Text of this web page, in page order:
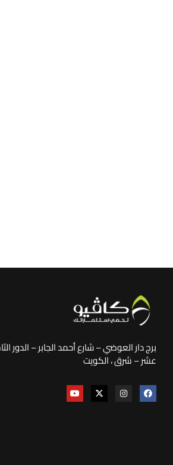
برج دار العوضي – شارع أحمد الجابر – الدور
عشر – شرق ، الكويت